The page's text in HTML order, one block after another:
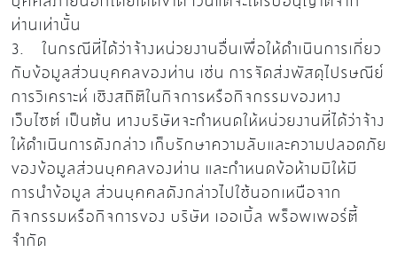
ท่านเท่านั้น
3. ในกรณีที่ได้ว่าจ้างหน่วยงานอื่นเพื่อให้ดำเนินการเกี่ยว
กับข้อมูลส่วนบุคคลของท่าน เช่น การจัดส่งพัสดุไปรษณีย์
การวิเคราะห์ เชิงสถิติในกิจการหรือกิจกรรมของทาง
เว็บไซต์ เป็นต้น ทางบริษัทจะกำหนดให้หน่วยงานที่ได้ว่าจ้าง
ให้ดำเนินการดังกล่าว เก็บรักษาความลับและความปลอดภัย
ของข้อมูลส่วนบุคคลของท่าน และกำหนดข้อห้ามมิให้มี
การนำข้อมูล ส่วนบุคคลดังกล่าวไปใช้นอกเหนือจาก
กิจกรรมหรือกิจการของ บริษัท เออเบิ้ล พร็อพเพอร์ตี้
จำกัด